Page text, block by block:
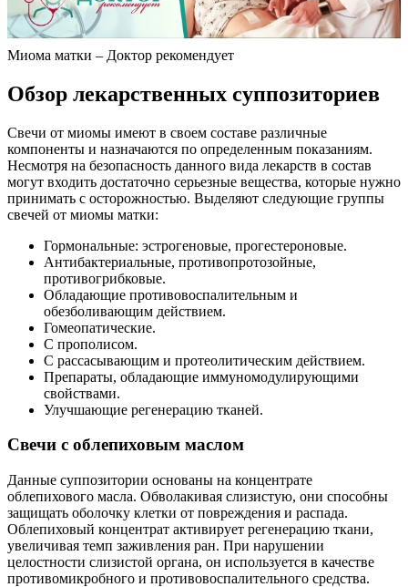
Миома матки – Доктор рекомендует
Обзор лекарственных суппозиториев
Свечи от миомы имеют в своем составе различные
компоненты и назначаются по определенным показаниям.
Несмотря на безопасность данного вида лекарств в состав
могут входить достаточно серьезные вещества, которые нужно
принимать с осторожностью. Выделяют следующие группы
свечей от миомы матки:
Гормональные: эстрогеновые, прогестероновые.
Антибактериальные, противопротозойные,
противогрибковые.
Обладающие противовоспалительным и
обезболивающим действием.
Гомеопатические.
С прополисом.
С рассасывающим и протеолитическим действием.
Препараты, обладающие иммуномодулирующими
свойствами.
Улучшающие регенерацию тканей.
Свечи с облепиховым маслом
Данные суппозитории основаны на концентрате
облепихового масла. Обволакивая слизистую, они способны
защищать оболочку клетки от повреждения и распада.
Облепиховый концентрат активирует регенерацию ткани,
увеличивая темп заживления ран. При нарушении
целостности слизистой органа, он используется в качестве
противомикробного и противовоспалительного средства.